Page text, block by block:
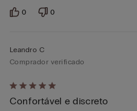
0 0
Atribuiu
5
Leandro C
Comprador verificado
Confortável e discreto